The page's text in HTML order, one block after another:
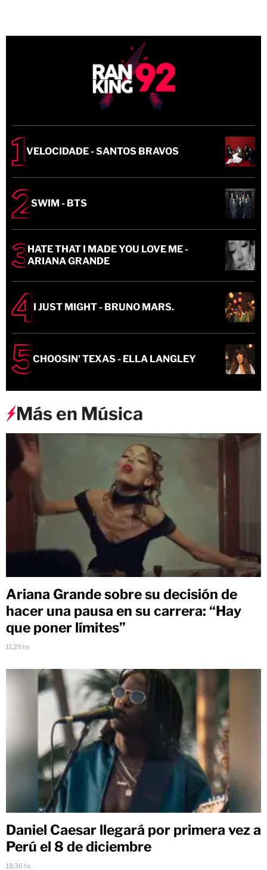
VELOCIDADE - SANTOS BRAVOS
SWIM - BTS
HATE THAT I MADE YOU LOVE ME -
ARIANA GRANDE
I JUST MIGHT - BRUNO MARS.
CHOOSIN' TEXAS - ELLA LANGLEY
Más en Música
Ariana Grande sobre su decisión de
hacer una pausa en su carrera: “Hay
que poner límites”
11:29 hs
Daniel Caesar llegará por primera vez a
Perú el 8 de diciembre
18:36 hs